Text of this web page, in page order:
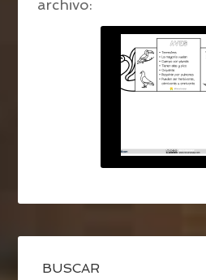
archivo:
BUSCAR